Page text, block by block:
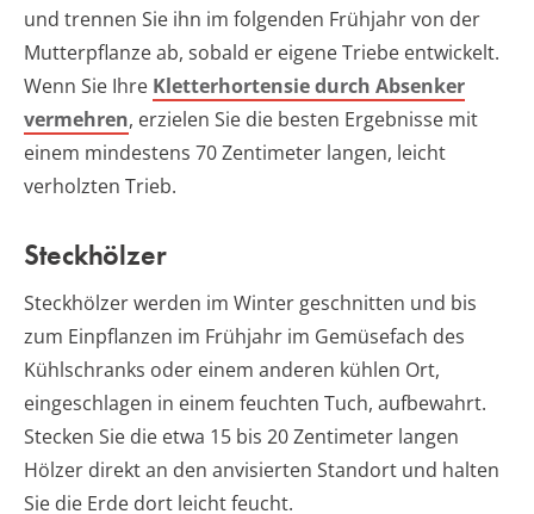
und trennen Sie ihn im folgenden Frühjahr von der
Mutterpflanze ab, sobald er eigene Triebe entwickelt.
Wenn Sie Ihre Kletterhortensie durch Absenker
vermehren, erzielen Sie die besten Ergebnisse mit
einem mindestens 70 Zentimeter langen, leicht
verholzten Trieb.
Steckhölzer
Steckhölzer werden im Winter geschnitten und bis
zum Einpflanzen im Frühjahr im Gemüsefach des
Kühlschranks oder einem anderen kühlen Ort,
eingeschlagen in einem feuchten Tuch, aufbewahrt.
Stecken Sie die etwa 15 bis 20 Zentimeter langen
Hölzer direkt an den anvisierten Standort und halten
Sie die Erde dort leicht feucht.